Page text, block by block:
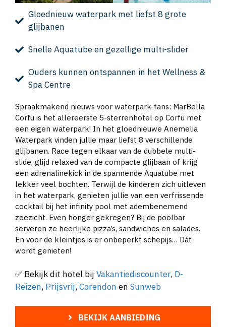
Gloednieuw waterpark met liefst 8 grote
glijbanen
Snelle Aquatube en gezellige multi-slider
Ouders kunnen ontspannen in het Wellness &
Spa Centre
Spraakmakend nieuws voor waterpark-fans: MarBella
Corfu is het allereerste 5-sterrenhotel op Corfu met
een eigen waterpark! In het gloednieuwe Anemelia
Waterpark vinden jullie maar liefst 8 verschillende
glijbanen. Race tegen elkaar van de dubbele multi-
slide, glijd relaxed van de compacte glijbaan of krijg
een adrenalinekick in de spannende Aquatube met
lekker veel bochten. Terwijl de kinderen zich uitleven
in het waterpark, genieten jullie van een verfrissende
cocktail bij het infinity pool met adembenemend
zeezicht. Even honger gekregen? Bij de poolbar
serveren ze heerlijke pizza’s, sandwiches en salades.
En voor de kleintjes is er onbeperkt schepijs… Dát
wordt genieten!
✅ Bekijk dit hotel bij Vakantiediscounter, D-
Reizen, Prijsvrij,Corendon en Sunweb
BEKIJK AANBIEDING